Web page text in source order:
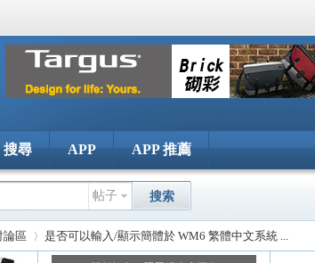
搜尋 APP APP 推薦
帖子 搜索
論區 是否可以輸入/顯示簡體於 WM6 繁體中文系統 ...